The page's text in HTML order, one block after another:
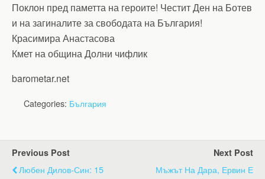
Поклон пред паметта на героите! Честит Ден на Ботев
и на загиналите за свободата на България!
Красимира Анастасова
Кмет на община Долни чифлик
barometar.net
Categories: България
Previous Post
Любен Дилов-Син: 15
Next Post
Мъжът На Дара, Ервин Е